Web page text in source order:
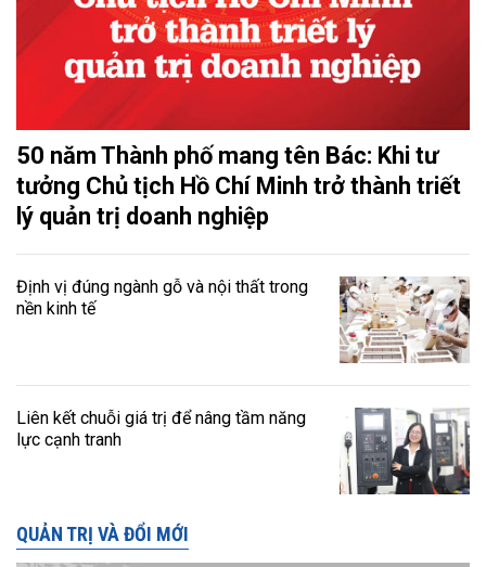
50 năm Thành phố mang tên Bác: Khi tư
tưởng Chủ tịch Hồ Chí Minh trở thành triết
lý quản trị doanh nghiệp
Định vị đúng ngành gỗ và nội thất trong
nền kinh tế
Liên kết chuỗi giá trị để nâng tầm năng
lực cạnh tranh
QUẢN TRỊ VÀ ĐỔI MỚI